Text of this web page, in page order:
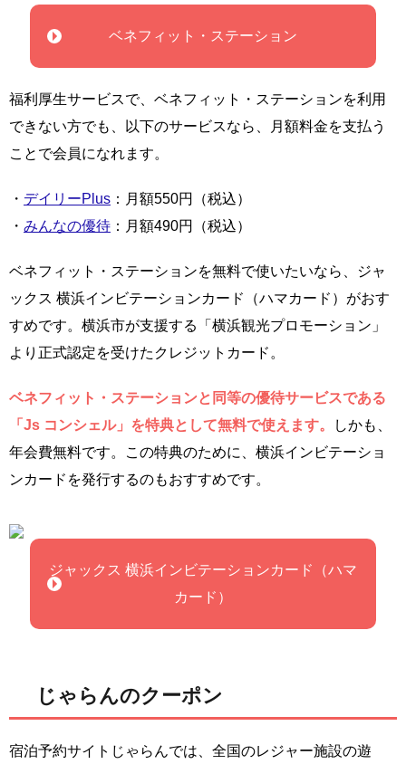
ベネフィット・ステーション
福利厚生サービスで、ベネフィット・ステーションを利用
できない方でも、以下のサービスなら、月額料金を支払う
ことで会員になれます。
・ デイリーPlus ：月額550円（税込）
・ みんなの優待 ：月額490円（税込）
ベネフィット・ステーションを無料で使いたいなら、ジャ
ックス 横浜インビテーションカード（ハマカード）がおす
すめです。横浜市が支援する「横浜観光プロモーション」
より正式認定を受けたクレジットカード。
ベネフィット・ステーションと同等の優待サービスである
「Js コンシェル」を特典として無料で使えます。
しかも、
年会費無料です。この特典のために、横浜インビテーショ
ンカードを発行するのもおすすめです。
ジャックス 横浜インビテーションカード（ハマ
カード）
じゃらんのクーポン
宿泊予約サイトじゃらんでは、全国のレジャー施設の遊